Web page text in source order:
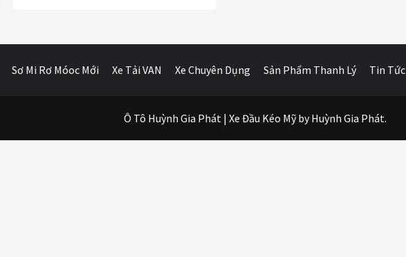
Sơ Mi Rơ Móoc Mới Xe Tải VAN Xe Chuyên Dụng Sản Phẩm Thanh Lý Tin Tức
Ô Tô Huỳnh Gia Phát | Xe Đầu Kéo Mỹby Huỳnh Gia Phát.